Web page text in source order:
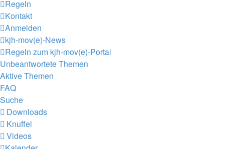
Regeln
Kontakt
Anmelden
kjh-mov(e)-News
Regeln zum kjh-mov(e)-Portal
Unbeantwortete Themen
Aktive Themen
FAQ
Suche
Downloads
Knuffel
Videos